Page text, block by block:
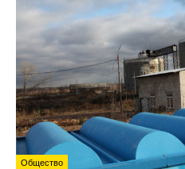
Общество